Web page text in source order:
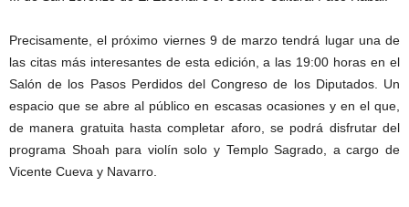
Precisamente, el próximo viernes 9 de marzo tendrá lugar una de
las citas más interesantes de esta edición, a las 19:00 horas en el
Salón de los Pasos Perdidos del Congreso de los Diputados. Un
espacio que se abre al público en escasas ocasiones y en el que,
de manera gratuita hasta completar aforo, se podrá disfrutar del
programa Shoah para violín solo y Templo Sagrado, a cargo de
Vicente Cueva y Navarro.